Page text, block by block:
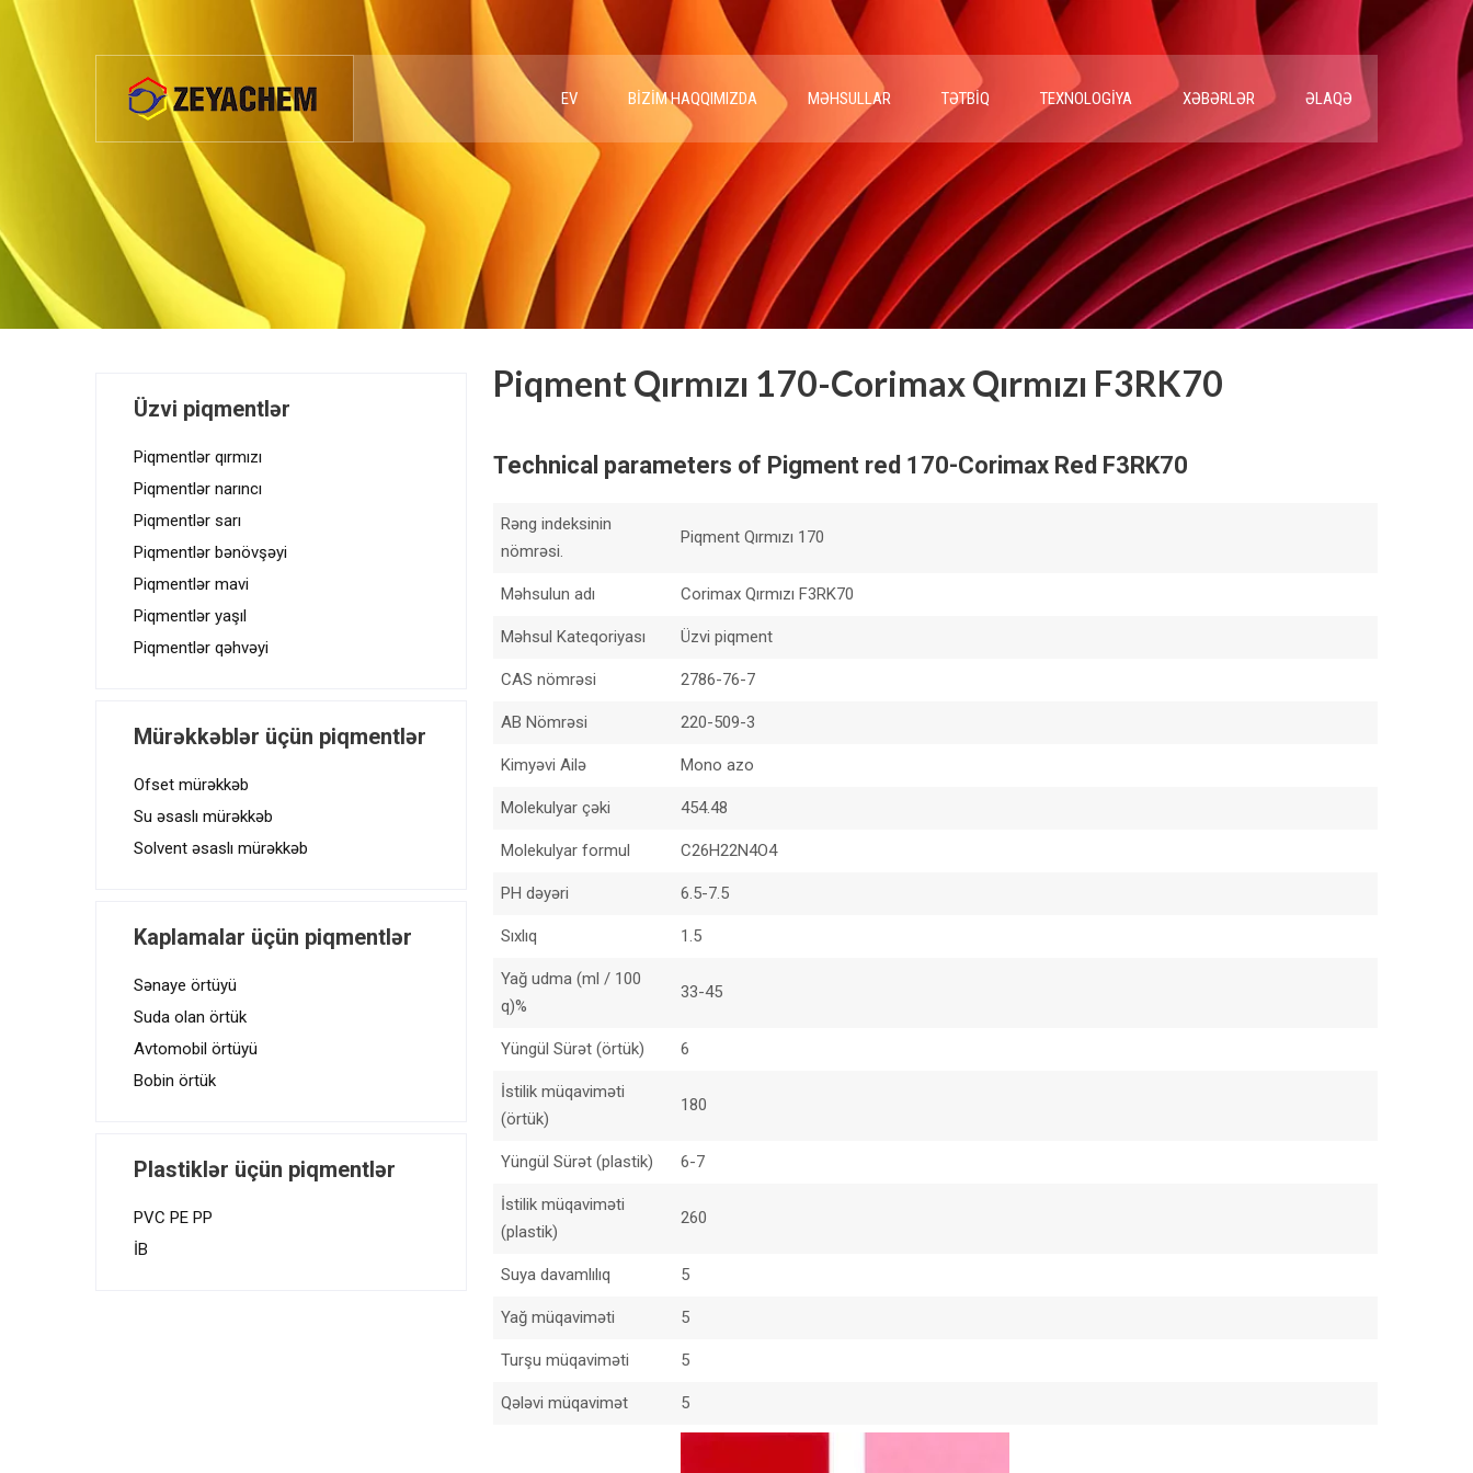
EV BIZIM HAQQIMIZDA MƏHSULLAR TƏTBIQ TEXNOLOGIYA XƏBƏRLƏR ƏLAQƏ
Piqment Qırmızı 170-Corimax Qırmızı F3RK70
Technical parameters of Pigment red 170-Corimax Red F3RK70
Rəng indeksinin
nömrəsi.
Piqment Qırmızı 170
Məhsulun adı Corimax Qırmızı F3RK70
Məhsul Kateqoriyası Üzvi piqment
CAS nömrəsi 2786-76-7
AB Nömrəsi 220-509-3
Kimyəvi Ailə Mono azo
Molekulyar çəki 454.48
Molekulyar formul C26H22N4O4
PH dəyəri 6.5-7.5
Sıxlıq 1.5
Yağ udma (ml / 100
q)%
33-45
Yüngül Sürət (örtük) 6
İstilik müqaviməti
(örtük)
180
Yüngül Sürət (plastik) 6-7
İstilik müqaviməti
(plastik)
260
Suya davamlılıq 5
Yağ müqaviməti 5
Turşu müqaviməti 5
Qələvi müqavimət 5
Üzvi piqmentlər
Piqmentlər qırmızı
Piqmentlər narıncı
Piqmentlər sarı
Piqmentlər bənövşəyi
Piqmentlər mavi
Piqmentlər yaşıl
Piqmentlər qəhvəyi
Mürəkkəblər üçün piqmentlər
Ofset mürəkkəb
Su əsaslı mürəkkəb
Solvent əsaslı mürəkkəb
Kaplamalar üçün piqmentlər
Sənaye örtüyü
Suda olan örtük
Avtomobil örtüyü
Bobin örtük
Plastiklər üçün piqmentlər
PVC PE PP
İB